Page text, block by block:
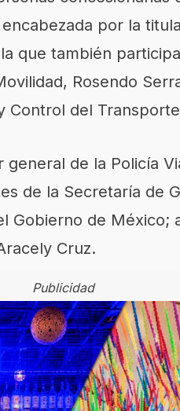
por la
que también
Rosendo
Control del
de la Policía
de la Secretaría de
Gobierno de México;
Cruz.
Publicidad